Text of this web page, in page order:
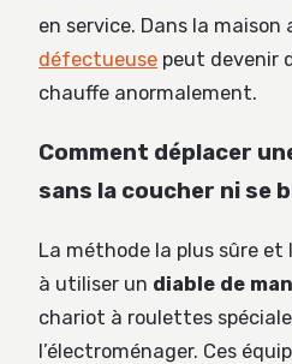
en service. Dans la maison
défectueuse peut devenir
chauffe anormalement.
Comment déplacer
sans la coucher ni se
La méthode la plus sûre et
à utiliser un diable de
chariot à roulettes
l’électroménager. Ces